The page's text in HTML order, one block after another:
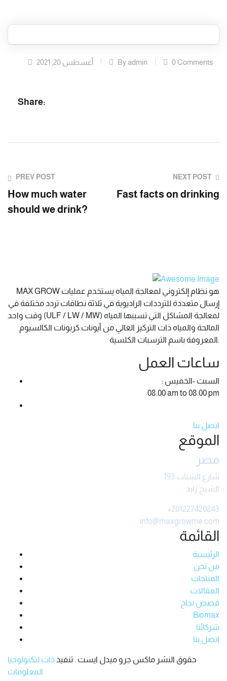
أغسطس 20, 2021 By admin 0 Comments
Share:
PREV POST
How much water
should we drink?
NEXT POST
Fast facts on drinking
MAX GROW هو نظام إلكتروني لمعالجة المياه يستخدم عمليات
إرسال متعددة للترددات الراديوية في ثلاثة نطاقات تردد مختلفة في
وقت واحد (ULF / LW / MW) لمعالجة المشاكل التي تسببها المياه
المالحة والمياه ذات التركيز العالي من أيونات كربونات الكالسيوم
المعروفة باسم الترسبات الكلسية.
ساعات العمل
: السبت -الخميس
08.00 am to 08.00 pm
اتصل بنا
الموقع
مصر
شارع الشباب 193
الشيخ زايد
+201227420843
info@maxgrowme.com
القائمة
الرئيسية
من نحن
المنتجات
المقالات
قصص نجاح
Biomax
شركائنا
اتصل بنا
حقوق النشر ماكس جرو ميدل ايست . تنفيذ ذات لتكنولوجيا
المعلومات